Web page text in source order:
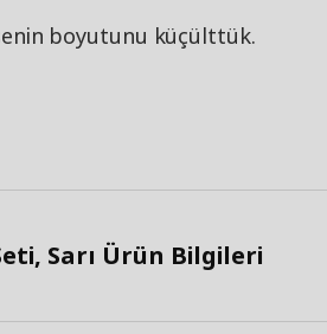
boyutunu küçülttük.
Sarı Ürün Bilgileri